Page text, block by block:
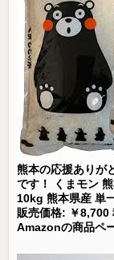
熊本の応援ありが
です！ くまモン
10kg 熊本県産 単
販売価格: ￥8,700
Amazonの商品ペ